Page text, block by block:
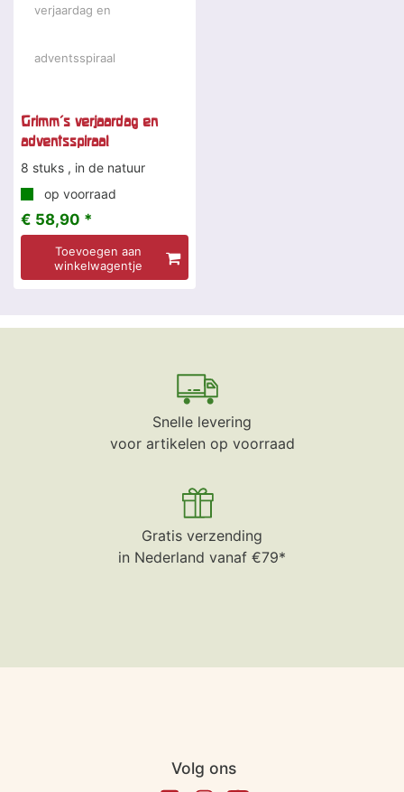
Grimm's verjaardag en
adventsspiraal
8 stuks , in de natuur
op voorraad
€ 58,90 *
Toevoegen aan
winkelwagentje
Snelle levering
voor artikelen op voorraad
Gratis verzending
in Nederland vanaf €79*
Volg ons